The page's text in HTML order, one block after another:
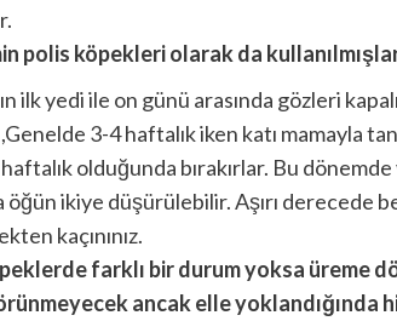
polis köpekleri olarak da
ilk yedi ile on günü arasında gözleri
3-4 haftalık iken katı mamayla
olduğunda bırakırlar. Bu
öğün ikiye düşürülebilir. Aşırı derecede
kaçınınız.
farklı bir durum yoksa üreme
ancak elle yoklandığında